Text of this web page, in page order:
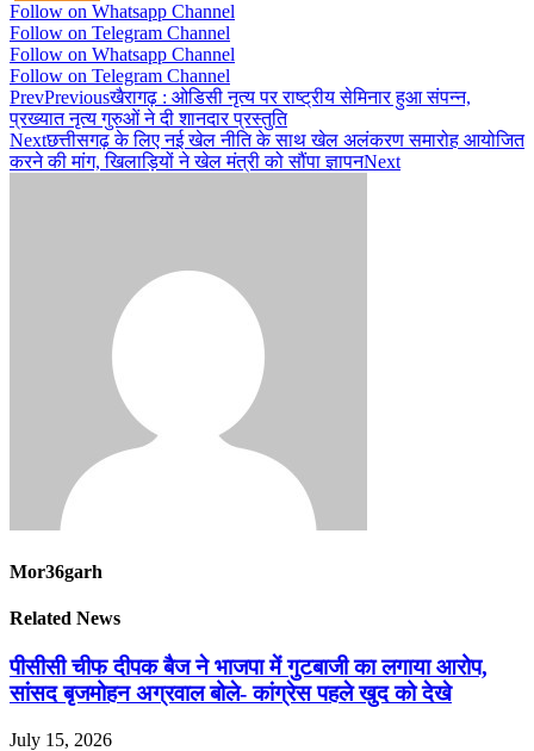
Follow on Whatsapp Channel
Follow on Telegram Channel
Follow on Whatsapp Channel
Follow on Telegram Channel
PrevPreviousखैरागढ़ : ओडिसी नृत्य पर राष्ट्रीय सेमिनार हुआ संपन्न,
प्रख्यात नृत्य गुरुओं ने दी शानदार प्रस्तुति
Nextछत्तीसगढ़ के लिए नई खेल नीति के साथ खेल अलंकरण समारोह आयोजित
करने की मांग, खिलाड़ियों ने खेल मंत्री को सौंपा ज्ञापनNext
Mor36garh
Related News
पीसीसी चीफ दीपक बैज ने भाजपा में गुटबाजी का लगाया आरोप,
सांसद बृजमोहन अग्रवाल बोले- कांग्रेस पहले खुद को देखे
July 15, 2026